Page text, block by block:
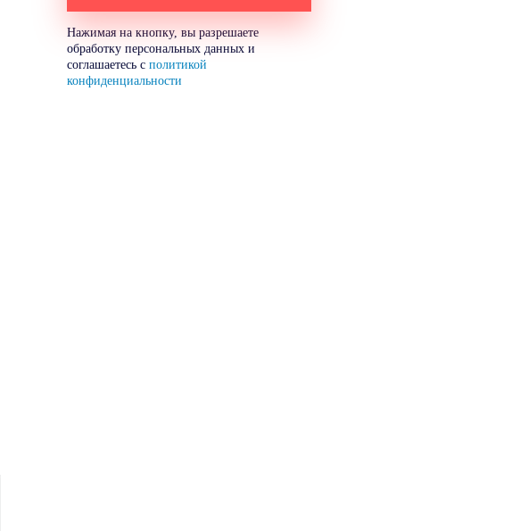
Нажимая на кнопку, вы разрешаете
обработку персональных данных и
соглашаетесь сполитикой
конфиденциальности